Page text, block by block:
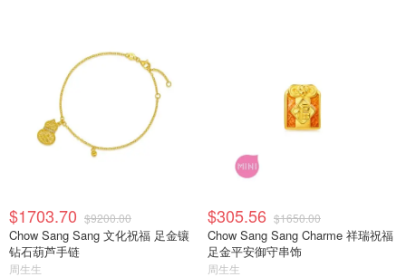
$1703.70 $9200.00
Chow Sang Sang 文化祝福 足金镶
钻石葫芦手链
周生生
$305.56 $1650.00
Chow Sang Sang Charme 祥瑞祝福
足金平安御守串饰
周生生